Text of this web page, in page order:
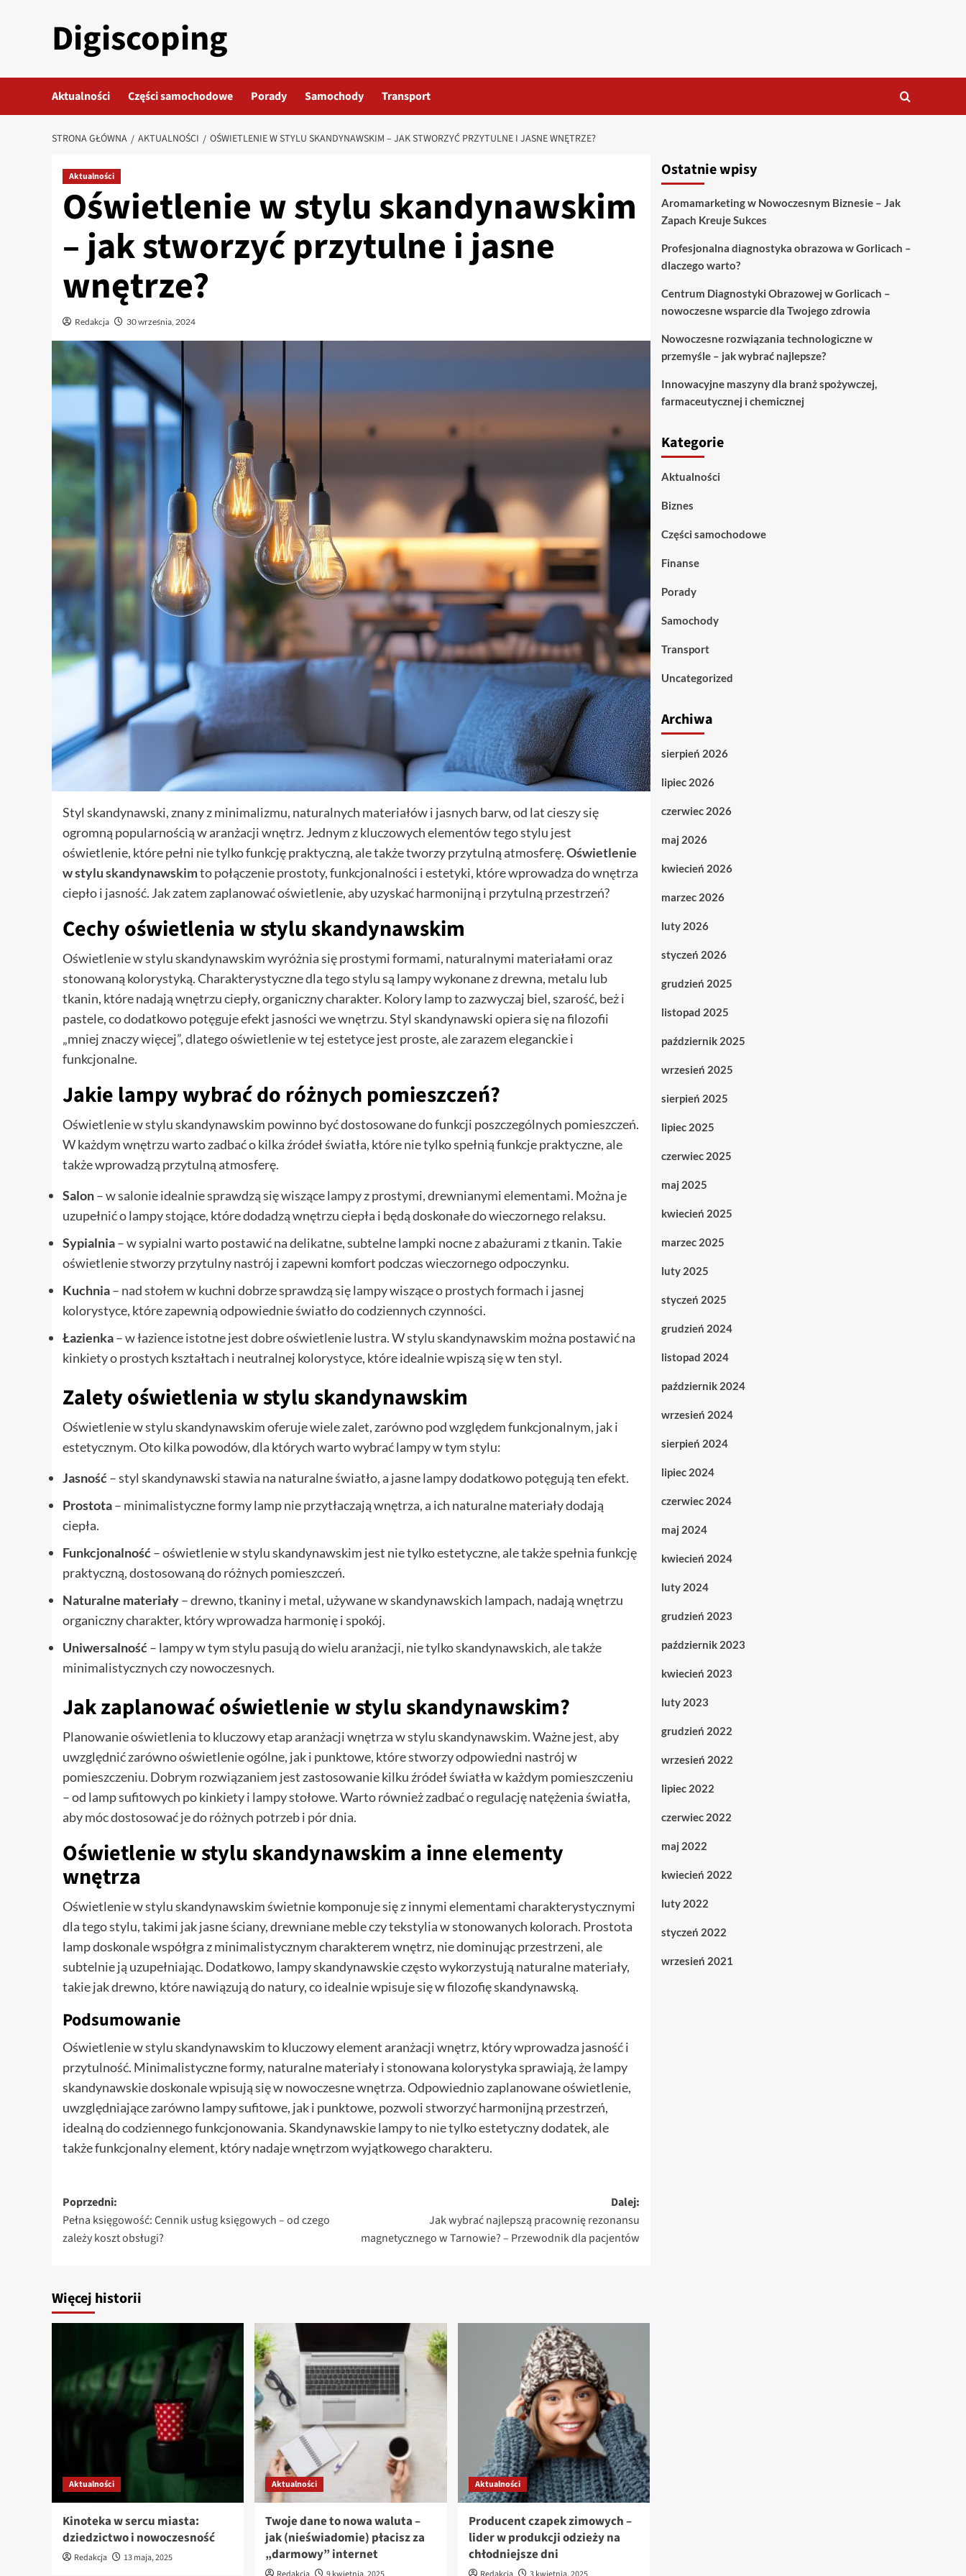
Digiscoping
Aktualności Części samochodowe Porady Samochody Transport
STRONA GŁÓWNA AKTUALNOŚCI OŚWIETLENIE W STYLU SKANDYNAWSKIM – JAK STWORZYĆ PRZYTULNE I JASNE WNĘTRZE?
Aktualności
Oświetlenie w stylu skandynawskim
– jak stworzyć przytulne i jasne
wnętrze?
Redakcja 30 września, 2024
Styl skandynawski, znany z minimalizmu, naturalnych materiałów i jasnych barw, od lat cieszy się
ogromną popularnością w aranżacji wnętrz. Jednym z kluczowych elementów tego stylu jest
oświetlenie, które pełni nie tylko funkcję praktyczną, ale także tworzy przytulną atmosferę.Oświetlenie
w stylu skandynawskimto połączenie prostoty, funkcjonalności i estetyki, które wprowadza do wnętrza
ciepło i jasność. Jak zatem zaplanować oświetlenie, aby uzyskać harmonijną i przytulną przestrzeń?
Cechy oświetlenia w stylu skandynawskim
Oświetlenie w stylu skandynawskim wyróżnia się prostymi formami, naturalnymi materiałami oraz
stonowaną kolorystyką. Charakterystyczne dla tego stylu są lampy wykonane z drewna, metalu lub
tkanin, które nadają wnętrzu ciepły, organiczny charakter. Kolory lamp to zazwyczaj biel, szarość, beż i
pastele, co dodatkowo potęguje efekt jasności we wnętrzu. Styl skandynawski opiera się na filozofii
„mniej znaczy więcej”, dlatego oświetlenie w tej estetyce jest proste, ale zarazem eleganckie i
funkcjonalne.
Jakie lampy wybrać do różnych pomieszczeń?
Oświetlenie w stylu skandynawskim powinno być dostosowane do funkcji poszczególnych pomieszczeń.
W każdym wnętrzu warto zadbać o kilka źródeł światła, które nie tylko spełnią funkcje praktyczne, ale
także wprowadzą przytulną atmosferę.
Salon– w salonie idealnie sprawdzą się wiszące lampy z prostymi, drewnianymi elementami. Można je
uzupełnić o lampy stojące, które dodadzą wnętrzu ciepła i będą doskonałe do wieczornego relaksu.
Sypialnia– w sypialni warto postawić na delikatne, subtelne lampki nocne z abażurami z tkanin. Takie
oświetlenie stworzy przytulny nastrój i zapewni komfort podczas wieczornego odpoczynku.
Kuchnia– nad stołem w kuchni dobrze sprawdzą się lampy wiszące o prostych formach i jasnej
kolorystyce, które zapewnią odpowiednie światło do codziennych czynności.
Łazienka– w łazience istotne jest dobre oświetlenie lustra. W stylu skandynawskim można postawić na
kinkiety o prostych kształtach i neutralnej kolorystyce, które idealnie wpiszą się w ten styl.
Zalety oświetlenia w stylu skandynawskim
Oświetlenie w stylu skandynawskim oferuje wiele zalet, zarówno pod względem funkcjonalnym, jak i
estetycznym. Oto kilka powodów, dla których warto wybrać lampy w tym stylu:
Jasność– styl skandynawski stawia na naturalne światło, a jasne lampy dodatkowo potęgują ten efekt.
Prostota– minimalistyczne formy lamp nie przytłaczają wnętrza, a ich naturalne materiały dodają
ciepła.
Funkcjonalność– oświetlenie w stylu skandynawskim jest nie tylko estetyczne, ale także spełnia funkcję
praktyczną, dostosowaną do różnych pomieszczeń.
Naturalne materiały– drewno, tkaniny i metal, używane w skandynawskich lampach, nadają wnętrzu
organiczny charakter, który wprowadza harmonię i spokój.
Uniwersalność– lampy w tym stylu pasują do wielu aranżacji, nie tylko skandynawskich, ale także
minimalistycznych czy nowoczesnych.
Jak zaplanować oświetlenie w stylu skandynawskim?
Planowanie oświetlenia to kluczowy etap aranżacji wnętrza w stylu skandynawskim. Ważne jest, aby
uwzględnić zarówno oświetlenie ogólne, jak i punktowe, które stworzy odpowiedni nastrój w
pomieszczeniu. Dobrym rozwiązaniem jest zastosowanie kilku źródeł światła w każdym pomieszczeniu
– od lamp sufitowych po kinkiety i lampy stołowe. Warto również zadbać o regulację natężenia światła,
aby móc dostosować je do różnych potrzeb i pór dnia.
Oświetlenie w stylu skandynawskim a inne elementy
wnętrza
Oświetlenie w stylu skandynawskim świetnie komponuje się z innymi elementami charakterystycznymi
dla tego stylu, takimi jak jasne ściany, drewniane meble czy tekstylia w stonowanych kolorach. Prostota
lamp doskonale współgra z minimalistycznym charakterem wnętrz, nie dominując przestrzeni, ale
subtelnie ją uzupełniając. Dodatkowo, lampy skandynawskie często wykorzystują naturalne materiały,
takie jak drewno, które nawiązują do natury, co idealnie wpisuje się w filozofię skandynawską.
Podsumowanie
Oświetlenie w stylu skandynawskim to kluczowy element aranżacji wnętrz, który wprowadza jasność i
przytulność. Minimalistyczne formy, naturalne materiały i stonowana kolorystyka sprawiają, że lampy
skandynawskie doskonale wpisują się w nowoczesne wnętrza. Odpowiednio zaplanowane oświetlenie,
uwzględniające zarówno lampy sufitowe, jak i punktowe, pozwoli stworzyć harmonijną przestrzeń,
idealną do codziennego funkcjonowania. Skandynawskie lampy to nie tylko estetyczny dodatek, ale
także funkcjonalny element, który nadaje wnętrzom wyjątkowego charakteru.
Zobacz
wpisy
Poprzedni:
Pełna księgowość: Cennik usług księgowych – od czego
zależy koszt obsługi?
Dalej:
Jak wybrać najlepszą pracownię rezonansu
magnetycznego w Tarnowie? – Przewodnik dla pacjentów
Więcej historii
Aktualności
Kinoteka w sercu miasta:
dziedzictwo i nowoczesność
Redakcja 13 maja, 2025
Aktualności
Twoje dane to nowa waluta –
jak (nieświadomie) płacisz za
„darmowy” internet
Aktualności
Producent czapek zimowych –
lider w produkcji odzieży na
chłodniejsze dni
Ostatnie wpisy
Aromamarketing w Nowoczesnym Biznesie – Jak
Zapach Kreuje Sukces
Profesjonalna diagnostyka obrazowa w Gorlicach –
dlaczego warto?
Centrum Diagnostyki Obrazowej w Gorlicach –
nowoczesne wsparcie dla Twojego zdrowia
Nowoczesne rozwiązania technologiczne w
przemyśle – jak wybrać najlepsze?
Innowacyjne maszyny dla branż spożywczej,
farmaceutycznej i chemicznej
Kategorie
Aktualności
Biznes
Części samochodowe
Finanse
Porady
Samochody
Transport
Uncategorized
Archiwa
sierpień 2026
lipiec 2026
czerwiec 2026
maj 2026
kwiecień 2026
marzec 2026
luty 2026
styczeń 2026
grudzień 2025
listopad 2025
październik 2025
wrzesień 2025
sierpień 2025
lipiec 2025
czerwiec 2025
maj 2025
kwiecień 2025
marzec 2025
luty 2025
styczeń 2025
grudzień 2024
listopad 2024
październik 2024
wrzesień 2024
sierpień 2024
lipiec 2024
czerwiec 2024
maj 2024
kwiecień 2024
luty 2024
grudzień 2023
październik 2023
kwiecień 2023
luty 2023
grudzień 2022
wrzesień 2022
lipiec 2022
czerwiec 2022
maj 2022
kwiecień 2022
luty 2022
styczeń 2022
wrzesień 2021